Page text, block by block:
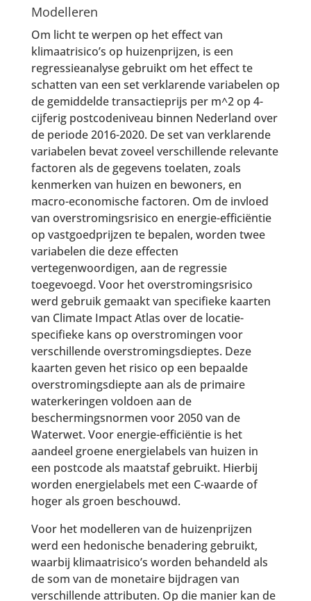
Modelleren
Om licht te werpen op het effect van
klimaatrisico’s op huizenprijzen, is een
regressieanalyse gebruikt om het effect te
schatten van een set verklarende variabelen op
de gemiddelde transactieprijs per m^2 op 4-
cijferig postcodeniveau binnen Nederland over
de periode 2016-2020. De set van verklarende
variabelen bevat zoveel verschillende relevante
factoren als de gegevens toelaten, zoals
kenmerken van huizen en bewoners, en
macro-economische factoren. Om de invloed
van overstromingsrisico en energie-efficiëntie
op vastgoedprijzen te bepalen, worden twee
variabelen die deze effecten
vertegenwoordigen, aan de regressie
toegevoegd. Voor het overstromingsrisico
werd gebruik gemaakt van specifieke kaarten
van Climate Impact Atlas over de locatie-
specifieke kans op overstromingen voor
verschillende overstromingsdieptes. Deze
kaarten geven het risico op een bepaalde
overstromingsdiepte aan als de primaire
waterkeringen voldoen aan de
beschermingsnormen voor 2050 van de
Waterwet. Voor energie-efficiëntie is het
aandeel groene energielabels van huizen in
een postcode als maatstaf gebruikt. Hierbij
worden energielabels met een C-waarde of
hoger als groen beschouwd.
Voor het modelleren van de huizenprijzen
werd een hedonische benadering gebruikt,
waarbij klimaatrisico’s worden behandeld als
de som van de monetaire bijdragen van
verschillende attributen. Op die manier kan de